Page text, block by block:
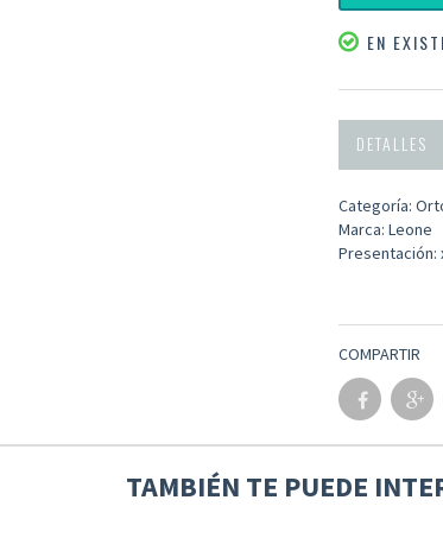
EN
DETALLES
Categoría:
Marca: Leone
Presentación:
COMPARTIR
TAMBIÉN TE PUEDE